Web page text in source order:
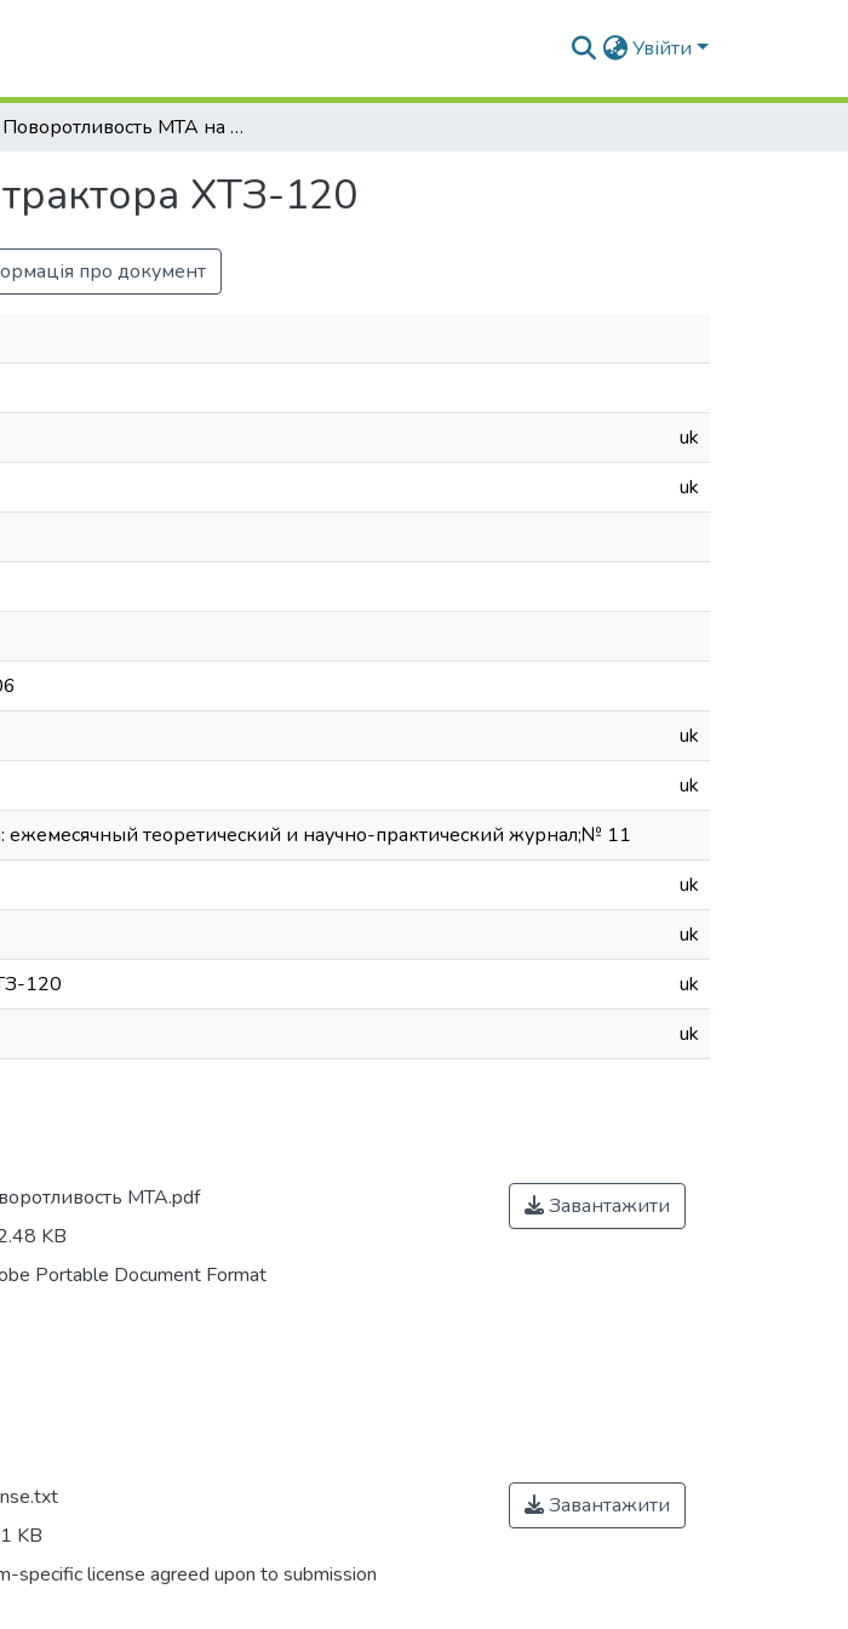
Увійти
Поворотливость МТА на основе трактора ХТЗ-120
ХТЗ-120
про документ
uk
uk
uk
uk
теоретический и научно-практический журнал;№ 11
uk
uk
120
uk
uk
МТА.pdf
KB
Portable Document Format
Завантажити
KB
specific license agreed upon to submission
Завантажити